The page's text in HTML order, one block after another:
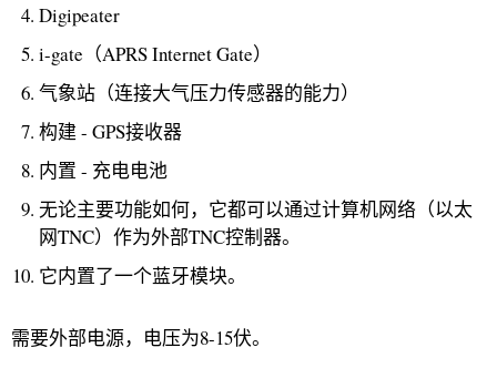
Digipeater
i-gate（APRS Internet Gate）
气象站（连接大气压力传感器的能力）
构建 - GPS接收器
内置 - 充电电池
无论主要功能如何，它都可以通过计算机网络（以太
网TNC）作为外部TNC控制器。
它内置了一个蓝牙模块。
需要外部电源，电压为8-15伏。